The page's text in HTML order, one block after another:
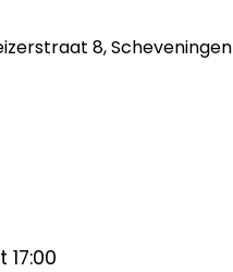
8, Scheveningen
17:00